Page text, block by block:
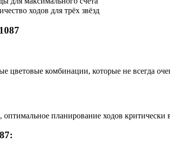
ходов для трёх звёзд
цветовые комбинации, которые не всегда
планирование ходов критически